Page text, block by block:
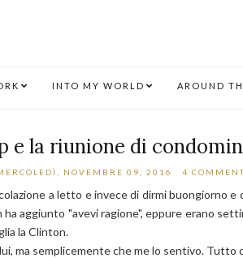
INTO MY WORLD AROUND
e la riunione di
NOVEMBRE 09, 2016 4
a letto e invece di dirmi buongiorno e
aggiunto "avevi ragione", eppure erano
la Clinton.
ma semplicemente che me lo sentivo. Tutto